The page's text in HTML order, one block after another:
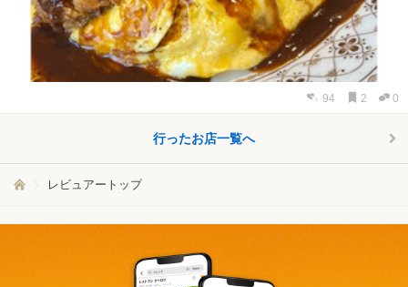
94 2 0
行ったお店一覧へ
レビュアートップ